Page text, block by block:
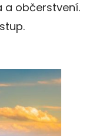
a občerstvení.